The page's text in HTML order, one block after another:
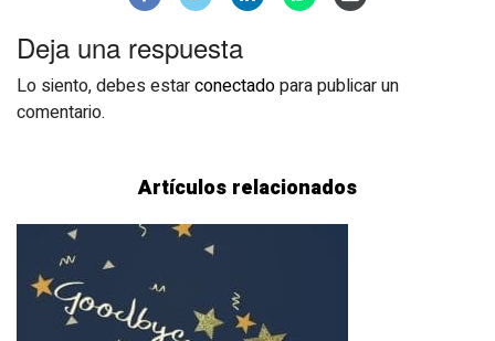
Deja una respuesta
Lo siento, debes estarconectadopara publicar un
comentario.
Artículos relacionados